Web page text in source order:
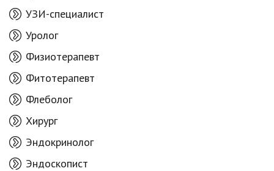
УЗИ-специалист
Уролог
Физиотерапевт
Фитотерапевт
Флеболог
Хирург
Эндокринолог
Эндоскопист